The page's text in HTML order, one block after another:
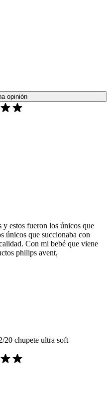
opinión
y estos fueron los únicos que
únicos que succionaba con
Con mi bebé que viene
philips avent,
20 chupete ultra soft